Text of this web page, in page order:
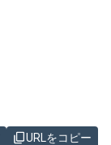
URLをコピー